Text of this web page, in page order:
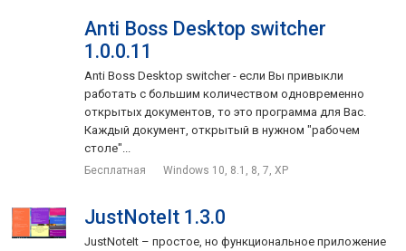
Anti Boss Desktop switcher
1.0.0.11
Anti Boss Desktop switcher - если Вы привыкли
работать с большим количеством одновременно
открытых документов, то это программа для Вас.
Каждый документ, открытый в нужном "рабочем
столе"...
Бесплатная Windows 10, 8.1, 8, 7, XP
JustNoteIt 1.3.0
JustNoteIt – простое, но функциональное приложение